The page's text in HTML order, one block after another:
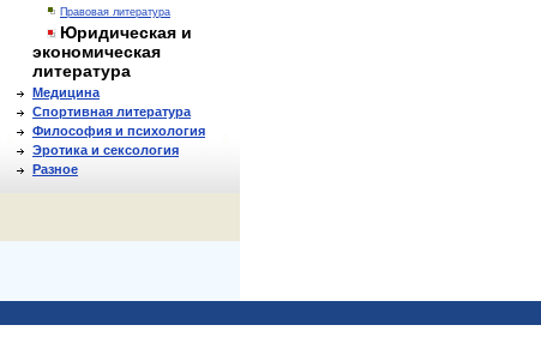
Правовая литература
Юридическая и
экономическая
литература
Медицина
Спортивная литература
Философия и психология
Эротика и сексология
Разное